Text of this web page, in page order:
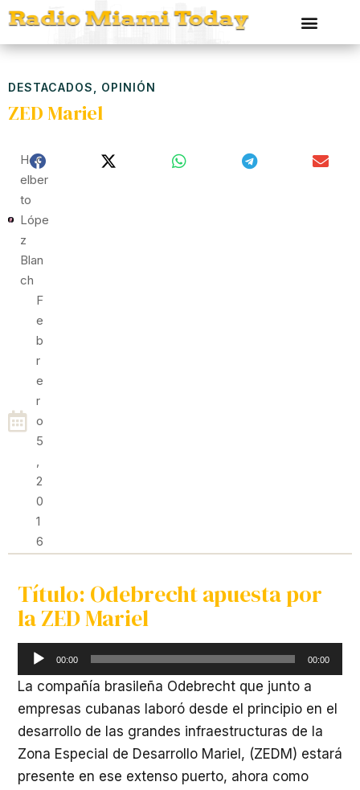
DESTACADOS OPINIÓN
ZED Mariel
Hed
Elber
To
Lópe
Z
Blan
Ch
F
E
B
R
E
R
O
5
,
2
0
1
6
Título: Odebrecht apuesta por
la ZED Mariel
Reproductor
de
00:00 00:00
La compañía brasileña Odebrecht que junto a
empresas cubanas laboró desde el principio en el
desarrollo de las grandes infraestructuras de la
Zona Especial de Desarrollo Mariel, (ZEDM) estará
presente en ese extenso puerto, ahora como